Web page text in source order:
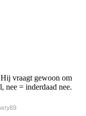
vraagt gewoon om
nee = inderdaad nee.